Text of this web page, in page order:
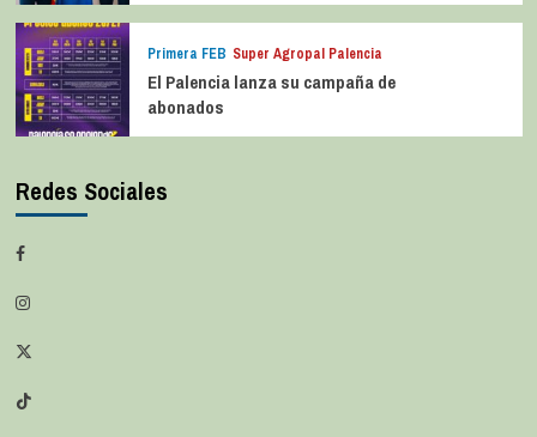
Primera FEB Super Agropal Palencia
El Palencia lanza su campaña de
abonados
Redes Sociales